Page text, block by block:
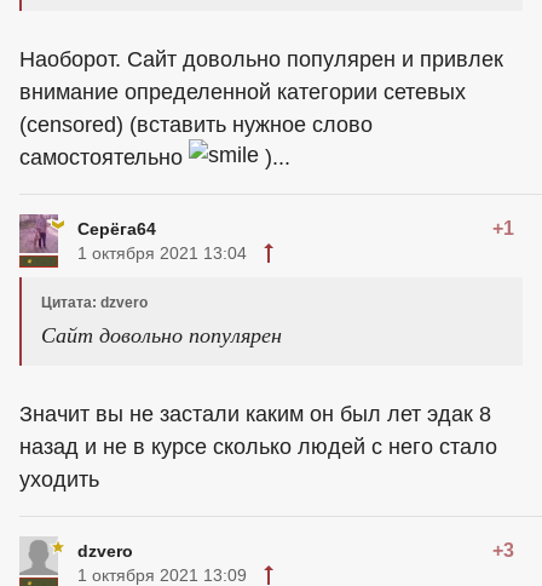
Наоборот. Сайт довольно популярен и привлек
внимание определенной категории сетевых
(censored) (вставить нужное слово
самостоятельно
)...
Серёга64 +1
1 октября 2021 13:04
Цитата: dzvero
Сайт довольно популярен
Значит вы не застали каким он был лет эдак 8
назад и не в курсе сколько людей с него стало
уходить
dzvero +3
1 октября 2021 13:09